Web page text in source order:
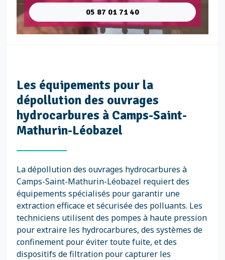
05 87 01 71 40
Les équipements pour la
dépollution des ouvrages
hydrocarbures à Camps-Saint-
Mathurin-Léobazel
La dépollution des ouvrages hydrocarbures à
Camps-Saint-Mathurin-Léobazel requiert des
équipements spécialisés pour garantir une
extraction efficace et sécurisée des polluants. Les
techniciens utilisent des pompes à haute pression
pour extraire les hydrocarbures, des systèmes de
confinement pour éviter toute fuite, et des
dispositifs de filtration pour capturer les